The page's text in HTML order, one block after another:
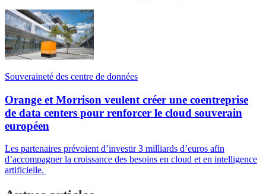
Souveraineté des centre de données
Orange et Morrison veulent créer une coentreprise
de data centers pour renforcer le cloud souverain
européen
Les partenaires prévoient d’investir 3 milliards d’euros afin
d’accompagner la croissance des besoins en cloud et en intelligence
artificielle.